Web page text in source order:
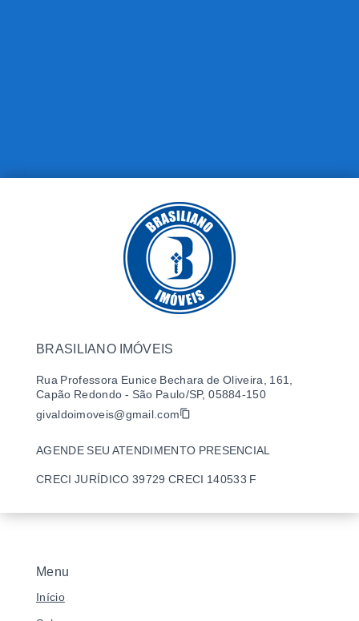
Menu
Início
BRASILIANO IMÓVEIS
Rua Professora Eunice Bechara de Oliveira, 161,
Capão Redondo - São Paulo/SP, 05884-150
givaldoimoveis@gmail.com
AGENDE SEU ATENDIMENTO PRESENCIAL
CRECI JURÍDICO 39729 CRECI 140533 F